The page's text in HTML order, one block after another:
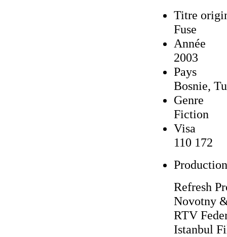
Titre
Fuse
Année
2003
Pays
Bosnie,
Genre
Fiction
Visa
110 172
Production
Refresh
Novotny
RTV
Istanbul